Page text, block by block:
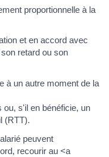
proportionnelle à la
et en accord avec
retard ou son
à un autre moment de la
ou, s'il en bénéficie, un
(RTT).
peuvent
recourir au <a